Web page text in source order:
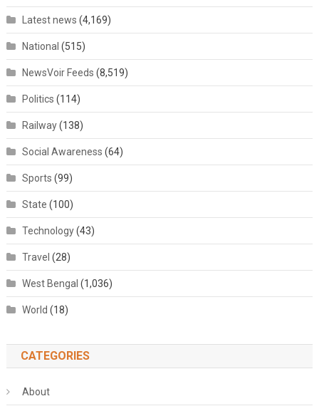
Latest news (4,169)
National (515)
NewsVoir Feeds (8,519)
Politics (114)
Railway(138)
Social Awareness (64)
Sports (99)
State (100)
Technology(43)
Travel (28)
West Bengal (1,036)
World (18)
CATEGORIES
About